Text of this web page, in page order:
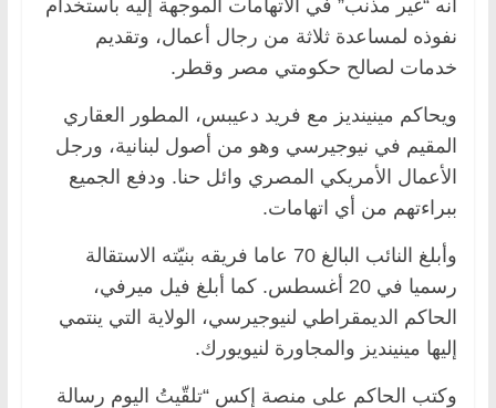
أنه “غير مذنب” في الاتهامات الموجهة إليه باستخدام
نفوذه لمساعدة ثلاثة من رجال أعمال، وتقديم
خدمات لصالح حكومتي مصر وقطر.
ويحاكم مينينديز مع فريد دعيبس، المطور العقاري
المقيم في نيوجيرسي وهو من أصول لبنانية، ورجل
الأعمال الأمريكي المصري وائل حنا. ودفع الجميع
ببراءتهم من أي اتهامات.
وأبلغ النائب البالغ 70 عاما فريقه بنيّته الاستقالة
رسميا في 20 أغسطس. كما أبلغ فيل ميرفي،
الحاكم الديمقراطي لنيوجيرسي، الولاية التي ينتمي
إليها مينينديز والمجاورة لنيويورك.
وكتب الحاكم على منصة إكس “تلقّيتُ اليوم رسالة